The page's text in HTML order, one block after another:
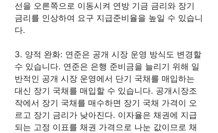
선을 오른쪽으로 이동시켜 연방 기금 금리와 장기
금리를 인상하여 요구 지급준비율을 높일 수 있습니
다.
3. 양적 완화: 연준은 공개 시장 운영 방식도 변경할
수 있습니다. 연준은 은행 준비금을 늘리기 위해 일
반적인 공개 시장 운영에서 단기 국채를 매입하는
대신 장기 국채를 매입할 수 있습니다. 공개시장조
작에서 장기 국채를 매수하면 장기 국채 가격이 오
르고 장기 금리가 낮아진다. 이자율은 채권에 지급
되는 고정 이표를 채권 가격으로 나눈 값이므로 채